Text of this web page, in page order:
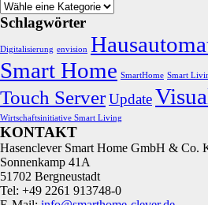
Schlagwörter
Digitalisierung envision
Smart Home SmartHome Smart
Touch ServerUpdate
Wirtschaftsinitiative Smart Living
KONTAKT
Hasenclever Smart Home GmbH & Co.
Sonnenkamp 41A
51702 Bergneustadt
Tel: +49 2261 913748-0